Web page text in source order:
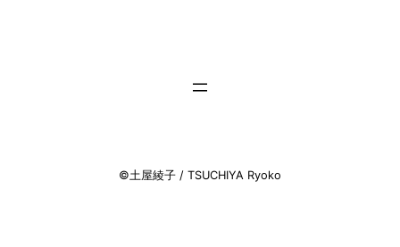
©土屋綾子 / TSUCHIYA Ryoko